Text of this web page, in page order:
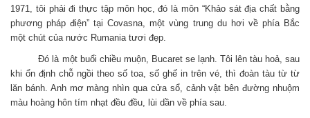
1971, tôi phải đi thực tập môn học, đó là môn “Khảo sát địa chất bằng
phương pháp điện” tại Covasna, một vùng trung du hơi về phía Bắc
một chút của nước Rumania tươi đẹp.
Đó là một buổi chiều muộn, Bucaret se lạnh. Tôi lên tàu hoả, sau
khi ổn định chỗ ngồi theo số toa, số ghế in trên vé, thì đoàn tàu từ từ
lăn bánh. Anh mơ màng nhìn qua cửa sổ, cảnh vật bên đường nhuộm
màu hoàng hôn tím nhạt đều đều, lùi dần về phía sau.